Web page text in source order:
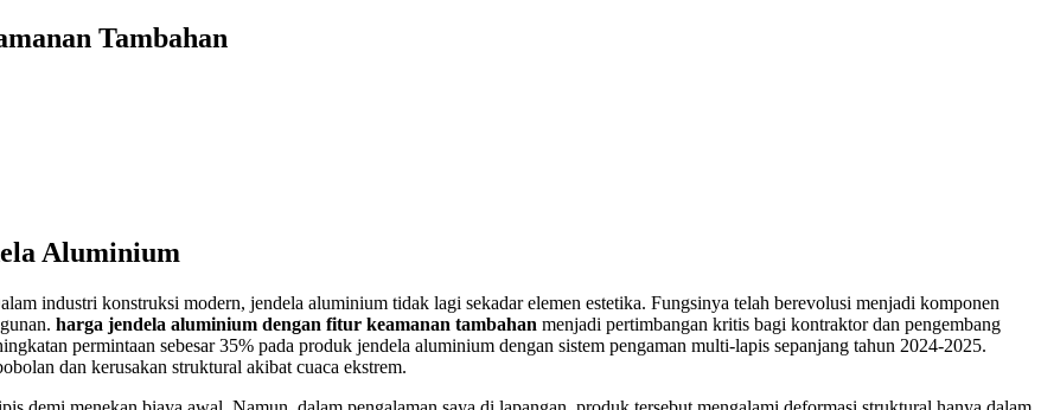
Tambahan
Aluminium
industri konstruksi modern, jendela aluminium tidak lagi sekadar elemen estetika. Fungsinya telah berevolusi menjadi komponen
harga jendela aluminium dengan fitur keamanan tambahan menjadi pertimbangan kritis bagi kontraktor dan pengembang
permintaan sebesar 35% pada produk jendela aluminium dengan sistem pengaman multi-lapis sepanjang tahun 2024-2025.
dan kerusakan struktural akibat cuaca ekstrem.